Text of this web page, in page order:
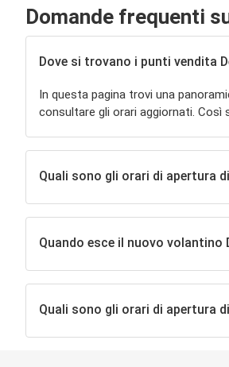
Domande frequenti
Dove si trovano i punti vendita
In questa pagina trovi una
consultare gli orari aggiornati. Così
Quali sono gli orari di apertura
Quando esce il nuovo volantino
Quali sono gli orari di apertura